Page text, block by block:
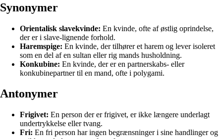
Synonymer
Orientalisk slavekvinde: En kvinde, ofte af østlig oprindelse,
der er i slave-lignende forhold.
Haremspige: En kvinde, der tilhører et harem og lever isoleret
som en del af en sultan eller rig mands husholdning.
Konkubine: En kvinde, der er en partnerskabs- eller
konkubinepartner til en mand, ofte i polygami.
Antonymer
Frigivet: En person der er frigivet, er ikke længere underlagt
undertrykkelse eller tvang.
Fri: En fri person har ingen begrænsninger i sine handlinger og